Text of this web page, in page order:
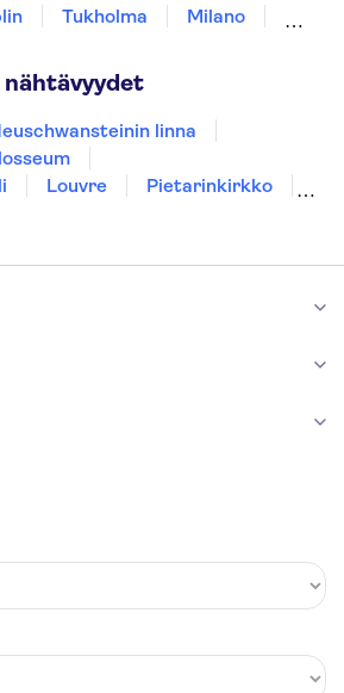
Tukholma
Milano
Angeles
Tallinna
linna
Louvre
Pietarinkirkko